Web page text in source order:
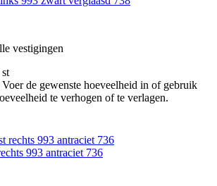
vestigingen
de gewenste hoeveelheid in of gebruik
te verhogen of te verlagen.
993 antraciet 736